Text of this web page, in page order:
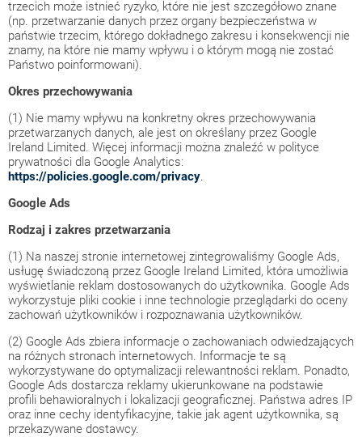
trzecich może istnieć ryzyko, które nie jest szczegółowo znane
(np. przetwarzanie danych przez organy bezpieczeństwa w
państwie trzecim, którego dokładnego zakresu i konsekwencji nie
znamy, na które nie mamy wpływu i o którym mogą nie zostać
Państwo poinformowani).
Okres przechowywania
(1) Nie mamy wpływu na konkretny okres przechowywania
przetwarzanych danych, ale jest on określany przez Google
Ireland Limited. Więcej informacji można znaleźć w polityce
prywatności dla Google Analytics:
https://policies.google.com/privacy.
Google Ads
Rodzaj i zakres przetwarzania
(1) Na naszej stronie internetowej zintegrowaliśmy Google Ads,
usługę świadczoną przez Google Ireland Limited, która umożliwia
wyświetlanie reklam dostosowanych do użytkownika. Google Ads
wykorzystuje pliki cookie i inne technologie przeglądarki do oceny
zachowań użytkowników i rozpoznawania użytkowników.
(2) Google Ads zbiera informacje o zachowaniach odwiedzających
na różnych stronach internetowych. Informacje te są
wykorzystywane do optymalizacji relewantności reklam. Ponadto,
Google Ads dostarcza reklamy ukierunkowane na podstawie
profili behawioralnych i lokalizacji geograficznej. Państwa adres IP
oraz inne cechy identyfikacyjne, takie jak agent użytkownika, są
przekazywane dostawcy.